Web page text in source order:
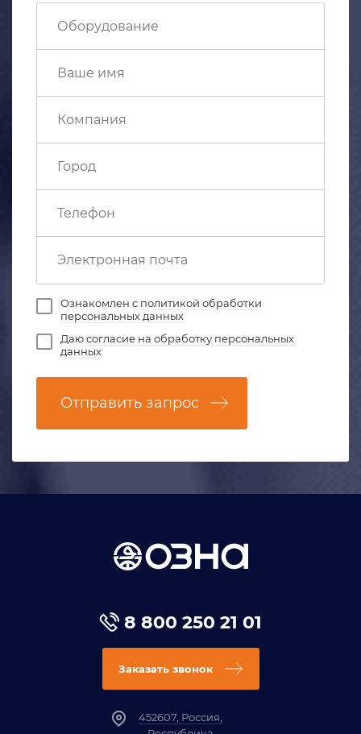
Ознакомлен с политикой обработки
персональных данных
Даюсогласие на обработку персональных
данных
Отправить запрос
8 800 250 21 01
Заказать звонок
452607, Россия,